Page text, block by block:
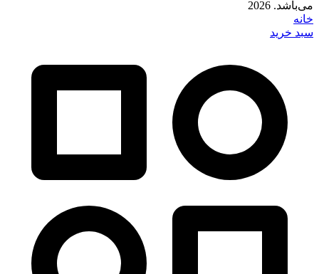
می‌باشد. 2026
خانه
سبد خرید